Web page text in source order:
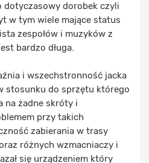
dorobek czyli
w tym wiele mające status
zespołów i muzyków z
bardzo długa.
i wszechstronność jacka
stosunku do sprzętu którego
na żadne skróty i
przy takich
zabierania w trasy
różnych wzmacniaczy i
się urządzeniem który